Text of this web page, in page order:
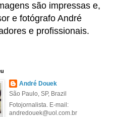
são impressas e,
e fotógrafo André
e profissionais.
André Douek
São Paulo, SP, Brazil
Fotojornalista. E-mail:
andredouek@uol.com.br